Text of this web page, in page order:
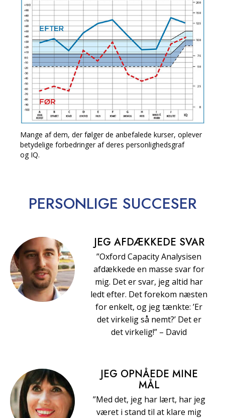
Mange af dem, der følger de anbefalede kurser, oplever
betydelige forbedringer af deres personlighedsgraf
og IQ.
PERSONLIGE SUCCESER
JEG AFDÆKKEDE SVAR
”Oxford Capacity Analysisen
afdækkede en masse svar for
mig. Det er svar, jeg altid har
ledt efter. Det forekom næsten
for enkelt, og jeg tænkte: ’Er
det virkelig så nemt?’ Det er
det virkelig!” – David
JEG OPNÅEDE MINE
MÅL
”Med det, jeg har lært, har jeg
været i stand til at klare mig